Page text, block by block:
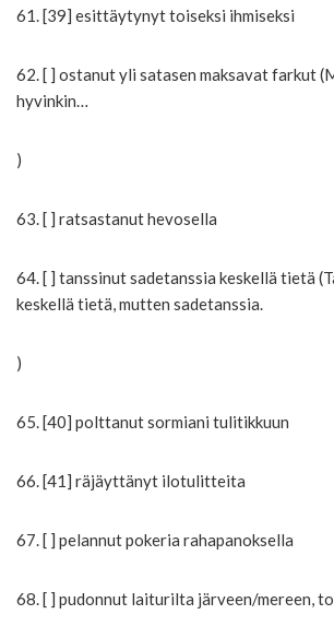
61. [39] esittäytynyt toiseksi ihmiseksi
62. [ ] ostanut yli satasen maksavat farkut
hyvinkin…
)
63. [ ] ratsastanut hevosella
64. [ ] tanssinut sadetanssia keskellä tietä
keskellä tietä, mutten sadetanssia.
)
65. [40] polttanut sormiani tulitikkuun
66. [41] räjäyttänyt ilotulitteita
67. [ ] pelannut pokeria rahapanoksella
68. [ ] pudonnut laiturilta järveen/mereen,